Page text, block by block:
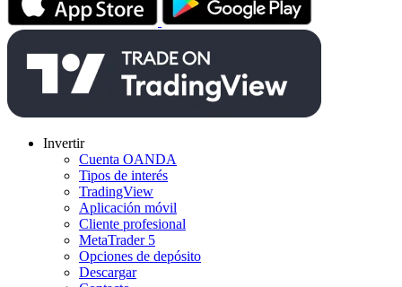
Invertir
Cuenta OANDA
Tipos de interés
TradingView
Aplicación móvil
Cliente profesional
MetaTrader 5
Opciones de depósito
Descargar